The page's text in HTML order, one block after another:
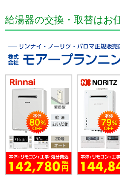
給湯器の交換・取替はお